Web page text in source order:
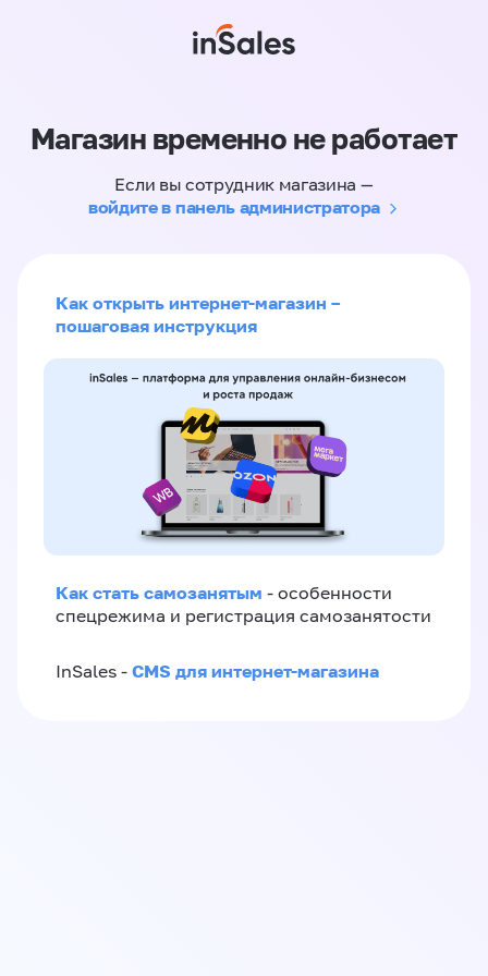
Магазин временно не работает
Если вы сотрудник магазина —
войдите в панель администратора
Как открыть интернет-магазин –
пошаговая инструкция
Как стать самозанятым - особенности
спецрежима и регистрация самозанятости
InSales - CMS для интернет-магазина